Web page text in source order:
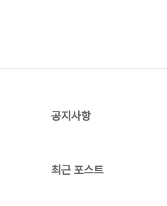
공지사항
최근 포스트